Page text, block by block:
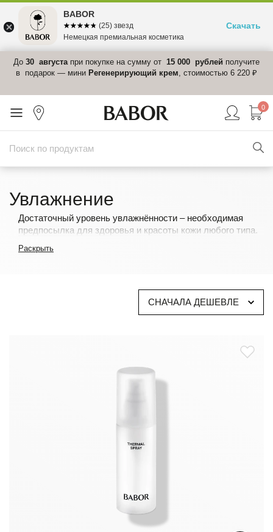
До 30 августапри покупке на сумму от 15 000 рублей получите
в подарок — мини Регенерирующий крем, стоимостью 6 220 ₽
0
Увлажнение
Достаточный уровень увлажнённости – необходимая
предпосылка для здоровья и красоты кожи любого типа.
естественные функции и активизировать собственные
самостоятельно её удерживать. Поэтому эффективные
увлажняющие продукты призваны не только обеспечить
интенсивный транспорт влаги: они должны «запирать»
эластичность кожи, тон становится здоровым и свежим.
Раскрыть
СНАЧАЛА ДЕШЕВЛЕ
BABOR
☆☆☆☆☆
★★★★★ (25) звезд
Немецкая премиальная косметика
Скачать